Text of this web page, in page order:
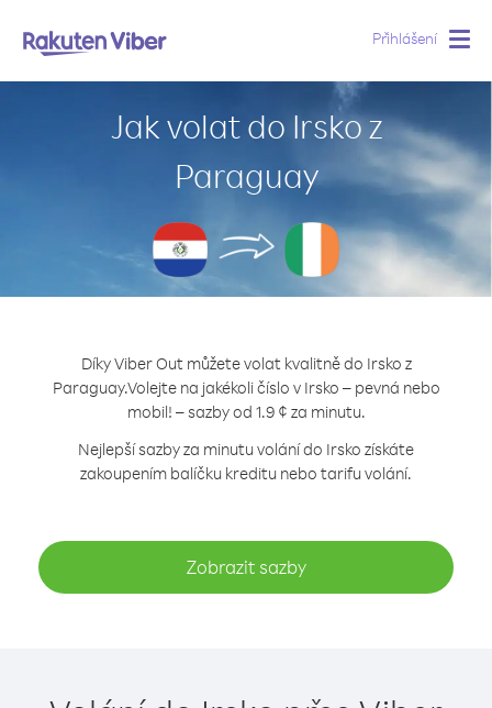
Přihlášení
Jak volat do Irsko z
Paraguay
Díky Viber Out můžete volat kvalitně do Irsko z
Paraguay.Volejte na jakékoli číslo v Irsko – pevná nebo
mobil! – sazby od 1.9 ¢ za minutu.
Nejlepší sazby za minutu volání do Irsko získáte
zakoupením balíčku kreditu nebo tarifu volání.
Zobrazit sazby